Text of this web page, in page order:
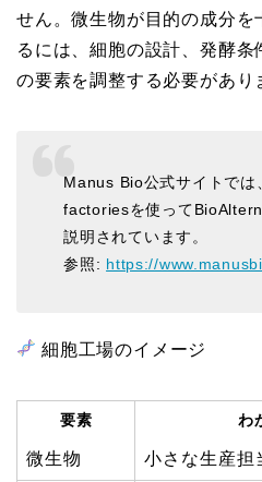
せん。微生物が目的の成分を
るには、細胞の設計、発酵
の要素を調整する必要があり
Manus Bio公式サイトで
factoriesを使って
説明されています。
参照: https://
細胞工場のイメージ
要素 わ
微生物 小さな生産担